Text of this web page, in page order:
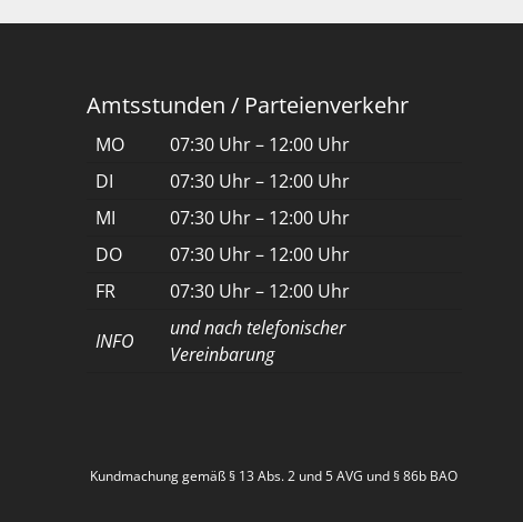
Amtsstunden / Parteienverkehr
MO
07:30 Uhr – 12:00 Uhr
DI
07:30 Uhr – 12:00 Uhr
MI
07:30 Uhr – 12:00 Uhr
DO
07:30 Uhr – 12:00 Uhr
FR
07:30 Uhr – 12:00 Uhr
INFO
und nach telefonischer
Vereinbarung
Kundmachung gemäß § 13 Abs. 2 und 5 AVG und § 86b BAO